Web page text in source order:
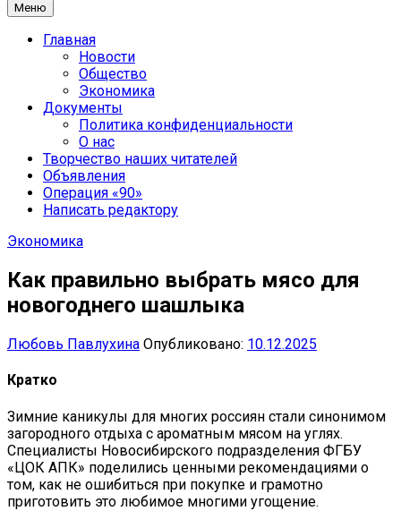
Меню
Главная
Новости
Общество
Экономика
Документы
Политика конфиденциальности
О нас
Творчество наших читателей
Объявления
Операция «90»
Написать редактору
Экономика
Как правильно выбрать мясо для
новогоднего шашлыка
Любовь Павлухина Опубликовано: 10.12.2025
Кратко
Зимние каникулы для многих россиян стали синонимом
загородного отдыха с ароматным мясом на углях.
Специалисты Новосибирского подразделения ФГБУ
«ЦОК АПК» поделились ценными рекомендациями о
том, как не ошибиться при покупке и грамотно
приготовить это любимое многими угощение.